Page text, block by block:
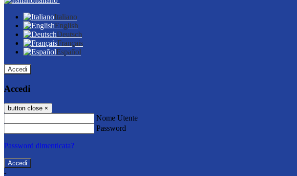
Italiano
English
Deutsch
Français
Español
Accedi
Accedi
button close ×
Nome Utente
Password
Password dimenticata?
-